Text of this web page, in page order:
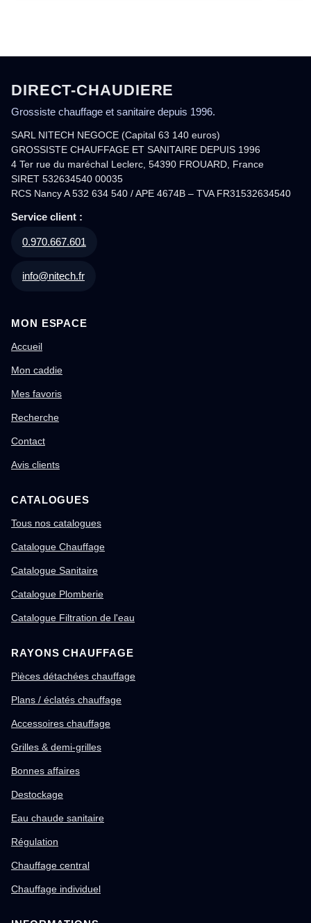
DIRECT-CHAUDIERE
Grossiste chauffage et sanitaire depuis 1996.
SARL NITECH NEGOCE (Capital 63 140 euros)
GROSSISTE CHAUFFAGE ET SANITAIRE DEPUIS 1996
4 Ter rue du maréchal Leclerc, 54390 FROUARD, France
SIRET 532634540 00035
RCS Nancy A 532 634 540 / APE 4674B – TVA FR31532634540
Service client :
0.970.667.601
info@nitech.fr
MON ESPACE
Accueil
Mon caddie
Mes favoris
Recherche
Contact
Avis clients
CATALOGUES
Tous nos catalogues
Catalogue Chauffage
Catalogue Sanitaire
Catalogue Plomberie
Catalogue Filtration de l'eau
RAYONS CHAUFFAGE
Pièces détachées chauffage
Plans / éclatés chauffage
Accessoires chauffage
Grilles & demi-grilles
Bonnes affaires
Destockage
Eau chaude sanitaire
Régulation
Chauffage central
Chauffage individuel